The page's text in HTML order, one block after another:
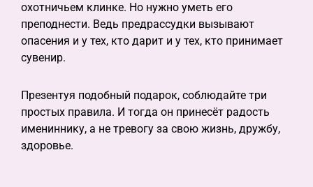
охотничьем клинке. Но нужно уметь его
преподнести. Ведь предрассудки вызывают
опасения и у тех, кто дарит и у тех, кто принимает
сувенир.
Презентуя подобный подарок, соблюдайте три
простых правила. И тогда он принесёт радость
имениннику, а не тревогу за свою жизнь, дружбу,
здоровье.